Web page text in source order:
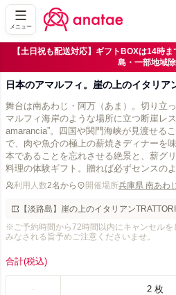
メニュー
【土日祝も配送対応】ギフトBOXは14時
島・一部地域除
日本のアマルフィ。崖の上のイタリア
舞台は南あわじ・阿万（あま）。切り立
マルフィ海岸のような場所に立つ断崖レ
amarancia”。四国や関門海峡が見渡せる
で、肉や魚介の極上の薪焼きディナーを
本であることを忘れさせる絶景と、薪グ
料理の体験ギフト。贈れば必ずセンスの
利用人数2名から 開催場所兵庫県 南あわ
【淡路島】崖の上のイタリアン
※ご予約時間から72時間以内にキャンセルを
みなされる旨予めご注意くださいませ。
合計(税込)
- 2 枚